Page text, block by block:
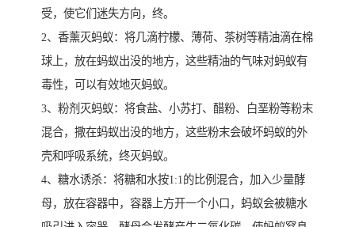
受，使它们迷失方向，终。
2、香薰灭蚂蚁：将几滴柠檬、薄荷、茶树等精油滴在棉
球上，放在蚂蚁出没的地方，这些精油的气味对蚂蚁有
毒性，可以有效地灭蚂蚁。
3、粉剂灭蚂蚁：将食盐、小苏打、醋粉、白垩粉等粉末
混合，撒在蚂蚁出没的地方，这些粉末会破坏蚂蚁的外
壳和呼吸系统，终灭蚂蚁。
4、糖水诱杀：将糖和水按1:1的比例混合，加入少量酵
母，放在容器中，容器上方开一个小口，蚂蚁会被糖水